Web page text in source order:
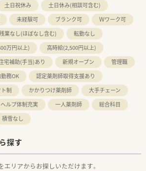
土日祝休み
土日休み(相談可含む)
未経験可 ブランク可
Ｗワーク可
業なし(ほぼなし含む)
転勤なし
万円以上)
高時給(2,500円以上)
宅補助(手当)あり 新規オープン
管理職
務OK
認定薬剤師取得支援あり
制 かかりつけ薬剤師
大手チェーン
ヘルプ体制充実 一人薬剤師
総合科目
積雪なし
探す
リアからお探しいただけます。